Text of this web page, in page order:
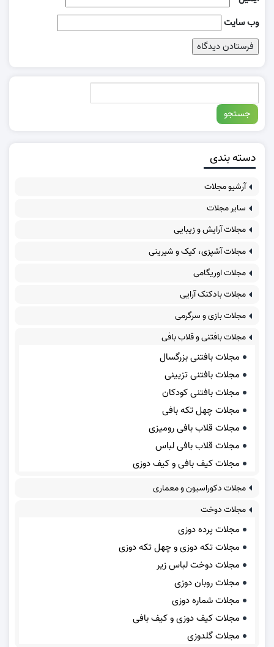
وب‌ سایت
دسته بندی
آرشیو مجلات
سایر مجلات
مجلات آرایش و زیبایی
مجلات آشپزی، کیک و شیرینی
مجلات اوریگامی
مجلات بادکنک آرایی
مجلات بازی و سرگرمی
مجلات بافتنی و قلاب بافی
مجلات بافتنی بزرگسال
مجلات بافتنی تزیینی
مجلات بافتنی کودکان
مجلات چهل تکه بافی
مجلات قلاب بافی رومیزی
مجلات قلاب بافی لباس
مجلات کیف بافی و کیف دوزی
مجلات دکوراسیون و معماری
مجلات دوخت
مجلات پرده دوزی
مجلات تکه دوزی و چهل تکه دوزی
مجلات دوخت لباس زیر
مجلات روبان دوزی
مجلات شماره دوزی
مجلات کیف دوزی و کیف بافی
مجلات گلدوزی